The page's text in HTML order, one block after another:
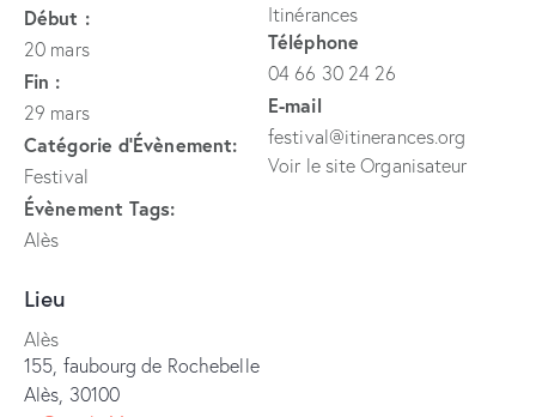
Début :
20 mars
Fin :
29 mars
Catégorie d’Évènement:
Festival
Évènement Tags:
Alès
Itinérances
Téléphone
04 66 30 24 26
E-mail
festival@itinerances.org
Voir le site Organisateur
Lieu
Alès
155, faubourg de Rochebelle
Alès 30100